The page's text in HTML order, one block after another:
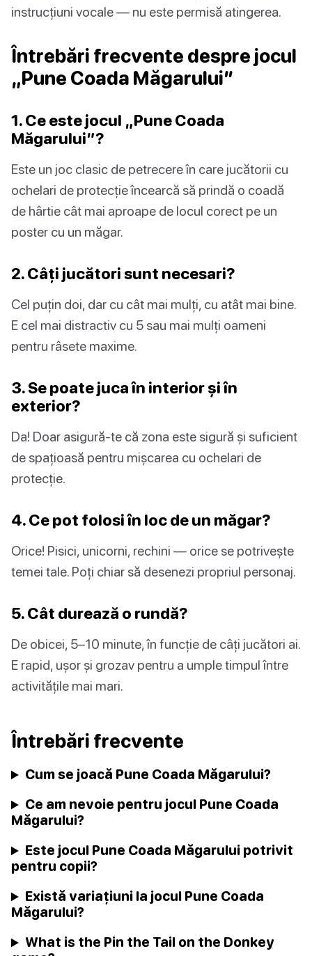
instrucțiuni vocale — nu este permisă atingerea.
Întrebări frecvente despre jocul
„Pune Coada Măgarului”
1. Ce este jocul „Pune Coada
Măgarului”?
Este un joc clasic de petrecere în care jucătorii cu
ochelari de protecție încearcă să prindă o coadă
de hârtie cât mai aproape de locul corect pe un
poster cu un măgar.
2. Câți jucători sunt necesari?
Cel puțin doi, dar cu cât mai mulți, cu atât mai bine.
E cel mai distractiv cu 5 sau mai mulți oameni
pentru râsete maxime.
3. Se poate juca în interior și în
exterior?
Da! Doar asigură-te că zona este sigură și suficient
de spațioasă pentru mișcarea cu ochelari de
protecție.
4. Ce pot folosi în loc de un măgar?
Orice! Pisici, unicorni, rechini — orice se potrivește
temei tale. Poți chiar să desenezi propriul personaj.
5. Cât durează o rundă?
De obicei, 5–10 minute, în funcție de câți jucători ai.
E rapid, ușor și grozav pentru a umple timpul între
activitățile mai mari.
Întrebări frecvente
Cum se joacă Pune Coada Măgarului?
Ce am nevoie pentru jocul Pune Coada
Măgarului?
Este jocul Pune Coada Măgarului potrivit
pentru copii?
Există variațiuni la jocul Pune Coada
Măgarului?
What is the Pin the Tail on the Donkey